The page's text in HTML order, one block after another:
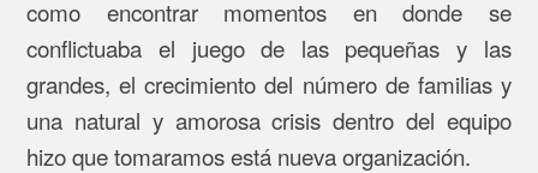
como encontrar momentos en donde se
conflictuaba el juego de las pequeñas y las
grandes, el crecimiento del número de familias y
una natural y amorosa crisis dentro del equipo
hizo que tomaramos está nueva organización.